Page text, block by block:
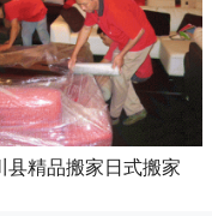
县精品搬家日式搬家